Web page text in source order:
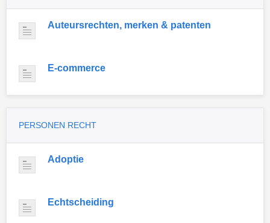
Auteursrechten, merken & patenten
E-commerce
PERSONEN RECHT
Adoptie
Echtscheiding